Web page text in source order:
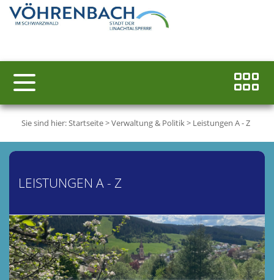
Sie sind hier:Startseite>Verwaltung & Politik> Leistungen A - Z
LEISTUNGEN A - Z